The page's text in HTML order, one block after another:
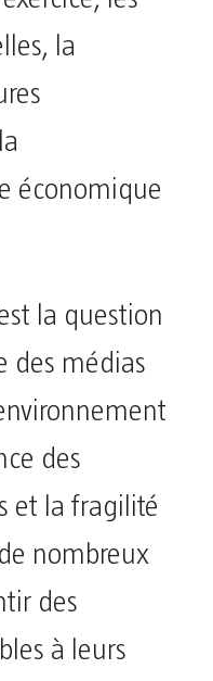
la
économique
la question
des médias
des
et la fragilité
nombreux
des
à leurs